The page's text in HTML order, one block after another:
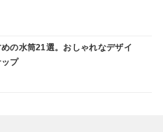
の水筒21選。おしゃれなデザイ
プ